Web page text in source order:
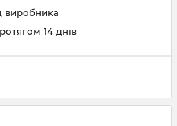
виробника
14 днів